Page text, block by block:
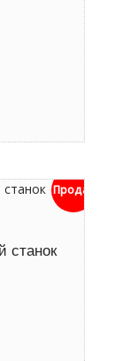
Продан
станок